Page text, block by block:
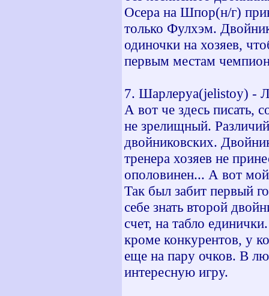
Осера на Шпор(н/г)
только Фулхэм.
одиночки на хозяев,
первым местам
7. Шарлеруа(jelistoy) -
А вот че здесь писать,
не зрелищный.
двойниковских.
тренера хозяев не
ополовинен... А вот
Так был забит первый
себе знать второй
счет, на табло
кроме конкурентов, у
еще на пару очков. В
интересную игру.